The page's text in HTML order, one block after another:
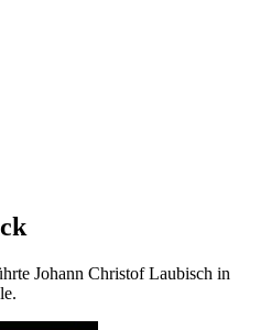
Johann Christof Laubisch in